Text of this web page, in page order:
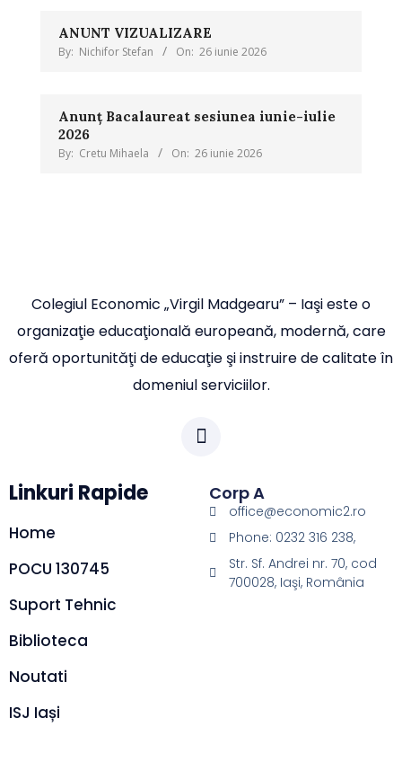
ANUNT VIZUALIZARE
By: Nichifor Stefan On: 26 iunie 2026
Anunț Bacalaureat sesiunea iunie-iulie
2026
By: Cretu Mihaela On: 26 iunie 2026
Colegiul Economic „Virgil Madgearu” – Iaşi este o
organizaţie educaţională europeană, modernă, care
oferă oportunităţi de educaţie şi instruire de calitate în
domeniul serviciilor.
Linkuri Rapide
Home
POCU 130745
Suport Tehnic
Biblioteca
Noutati
ISJ Iași
Corp A
office@economic2.ro
Phone: 0232 316 238,
Str. Sf. Andrei nr. 70, cod
700028, Iaşi, România